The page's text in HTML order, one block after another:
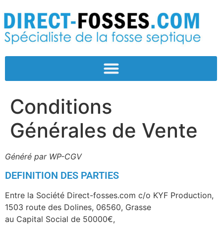
Conditions
Générales de Vente
Généré par WP-CGV
DEFINITION DES PARTIES
Entre la Société Direct-fosses.com c/o KYF Production,
1503 route des Dolines, 06560, Grasse
au Capital Social de 50000€,